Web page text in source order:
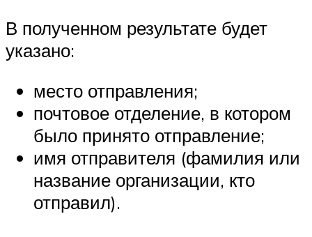
В полученном результате будет
указано:
место отправления;
почтовое отделение, в котором
было принято отправление;
имя отправителя (фамилия или
название организации, кто
отправил).